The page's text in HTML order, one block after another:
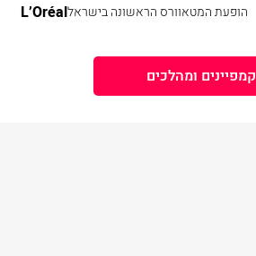
הופעת המטאוורס הראשונה בישראלL’Oréal
קמפיינים ומהלכים